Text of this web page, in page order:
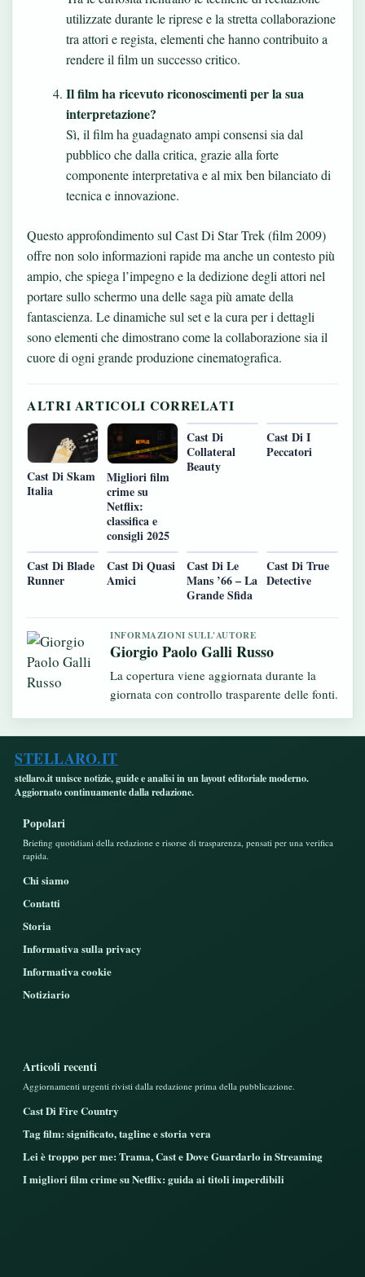
utilizzate durante le riprese e la stretta collaborazione
tra attori e regista, elementi che hanno contribuito a
rendere il film un successo critico.
Il film ha ricevuto riconoscimenti per la sua
interpretazione?
Sì, il film ha guadagnato ampi consensi sia dal
pubblico che dalla critica, grazie alla forte
componente interpretativa e al mix ben bilanciato di
tecnica e innovazione.
Questo approfondimento sul Cast Di Star Trek (film 2009)
offre non solo informazioni rapide ma anche un contesto più
ampio, che spiega l’impegno e la dedizione degli attori nel
portare sullo schermo una delle saga più amate della
fantascienza. Le dinamiche sul set e la cura per i dettagli
sono elementi che dimostrano come la collaborazione sia il
cuore di ogni grande produzione cinematografica.
ALTRI ARTICOLI CORRELATI
Cast Di Skam
Italia
Migliori film
crime su
Netflix:
classifica e
consigli 2025
Cast Di
Collateral
Beauty
Cast Di I
Peccatori
Cast Di Blade
Runner
Cast Di Quasi
Amici
Cast Di Le
Mans ’66 – La
Grande Sfida
Cast Di True
Detective
INFORMAZIONI SULL'AUTORE
Giorgio Paolo Galli Russo
La copertura viene aggiornata durante la
giornata con controllo trasparente delle fonti.
STELLARO.IT
stellaro.it unisce notizie, guide e analisi in un layout editoriale moderno.
Aggiornato continuamente dalla redazione.
Popolari
Briefing quotidiani della redazione e risorse di trasparenza, pensati per una verifica
rapida.
Chi siamo
Contatti
Storia
Informativa sulla privacy
Informativa cookie
Notiziario
Articoli recenti
Aggiornamenti urgenti rivisti dalla redazione prima della pubblicazione.
Cast Di Fire Country
Tag film: significato, tagline e storia vera
Lei è troppo per me: Trama, Cast e Dove Guardarlo in Streaming
I migliori film crime su Netflix: guida ai titoli imperdibili